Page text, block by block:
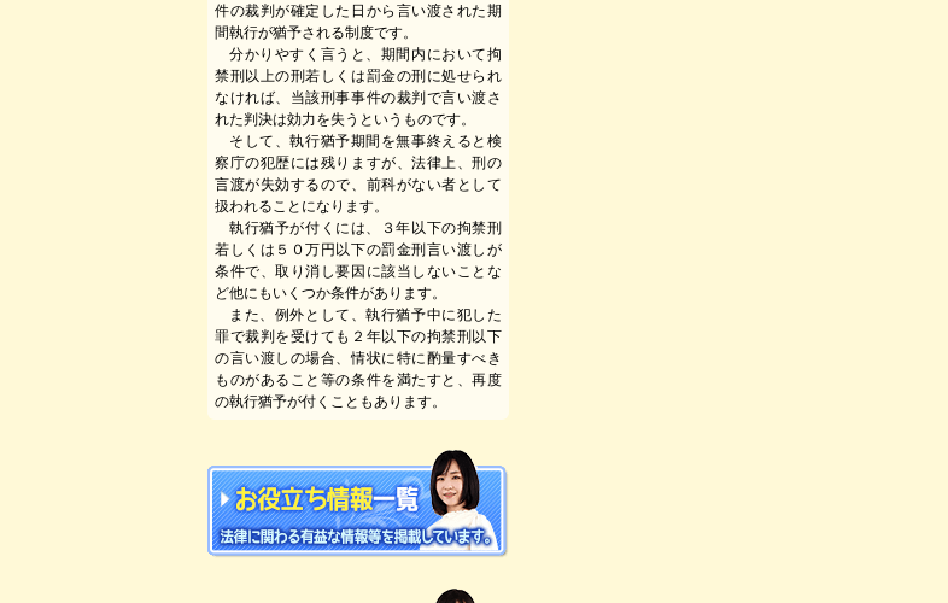
件の裁判が確定した日から言い渡された期
間執行が猶予される制度です。
分かりやすく言うと、期間内において拘
禁刑以上の刑若しくは罰金の刑に処せられ
なければ、当該刑事事件の裁判で言い渡さ
れた判決は効力を失うというものです。
そして、執行猶予期間を無事終えると検
察庁の犯歴には残りますが、法律上、刑の
言渡が失効するので、前科がない者として
扱われることになります。
執行猶予が付くには、３年以下の拘禁刑
若しくは５０万円以下の罰金刑言い渡しが
条件で、取り消し要因に該当しないことな
ど他にもいくつか条件があります。
また、例外として、執行猶予中に犯した
罪で裁判を受けても２年以下の拘禁刑以下
の言い渡しの場合、情状に特に酌量すべき
ものがあること等の条件を満たすと、再度
の執行猶予が付くこともあります。